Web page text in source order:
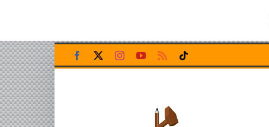
Skip
to
content
Facebook InstagramYouTubeRss